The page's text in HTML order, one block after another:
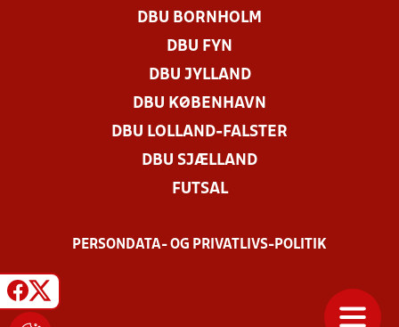
DBU BORNHOLM
DBU FYN
DBU JYLLAND
DBU KØBENHAVN
DBU LOLLAND-FALSTER
DBU SJÆLLAND
FUTSAL
PERSONDATA- OG PRIVATLIVS-POLITIK